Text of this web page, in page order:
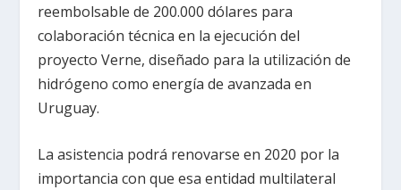
reembolsable de 200.000 dólares para
colaboración técnica en la ejecución del
proyecto Verne, diseñado para la utilización de
hidrógeno como energía de avanzada en
Uruguay.
La asistencia podrá renovarse en 2020 por la
importancia con que esa entidad multilateral